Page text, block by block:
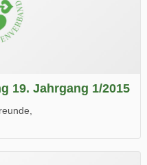
19. Jahrgang 1/2015
Lesen.